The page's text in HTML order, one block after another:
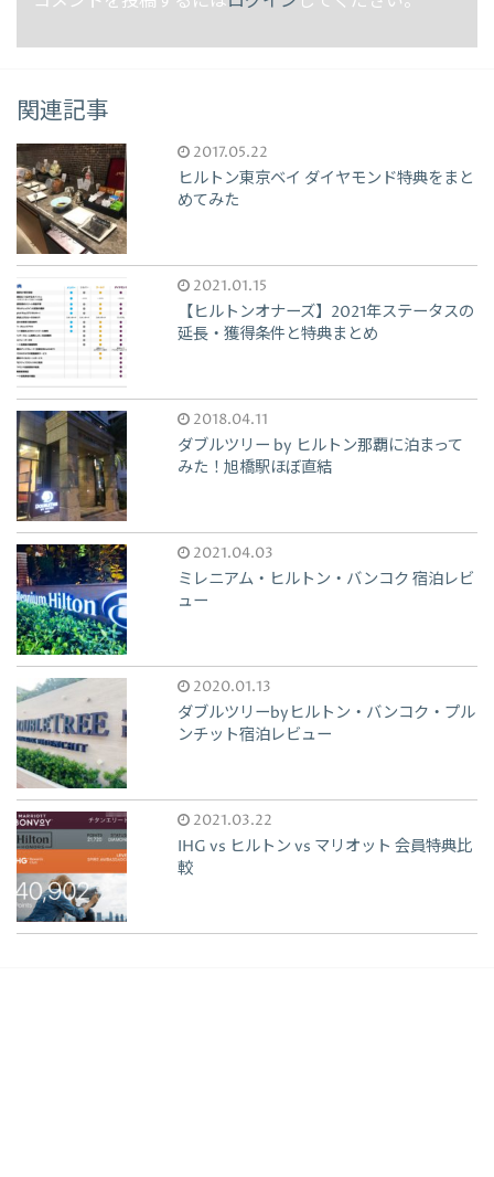
関連記事
2017.05.22
ヒルトン東京ベイ ダイヤモンド特典をまと
めてみた
2021.01.15
【ヒルトンオナーズ】2021年ステータスの
延長・獲得条件と特典まとめ
2018.04.11
ダブルツリー by ヒルトン那覇に泊まって
みた！旭橋駅ほぼ直結
2021.04.03
ミレニアム・ヒルトン・バンコク 宿泊レビ
ュー
2020.01.13
ダブルツリーbyヒルトン・バンコク・プル
ンチット宿泊レビュー
2021.03.22
IHG vs ヒルトン vs マリオット 会員特典比
較